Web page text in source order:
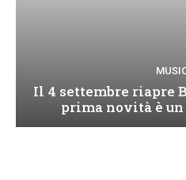
Il 4 settembre riapre
prima novità è